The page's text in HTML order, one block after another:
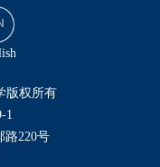
版权所有
1
路220号